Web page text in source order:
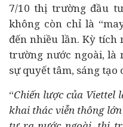
7/10 thị trường đầu tư
không còn chỉ là
đến nhiều lần. Kỳ tích
trường nước ngoài, là
sự quyết tâm, sáng tạo
“Chiến lược của
khai thác viễn thông